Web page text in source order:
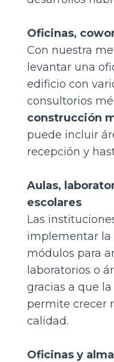
Oficinas,
Con nuestra
levantar una
edificio con
consultorios
construcción
puede incluir
recepción y
Aulas,
escolares
Las
implementar la
módulos para
laboratorios o
gracias a que
permite crecer
calidad.
Oficinas y